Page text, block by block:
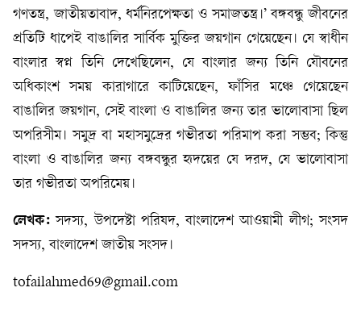
গণতন্ত্র, জাতীয়তাবাদ, ধর্মনিরপেক্ষতা ও সমাজতন্ত্র।’ বঙ্গবন্ধু জীবনের
প্রতিটি ধাপেই বাঙালির সার্বিক মুক্তির জয়গান গেয়েছেন। যে স্বাধীন
বাংলার স্বপ্ন তিনি দেখেছিলেন, যে বাংলার জন্য তিনি যৌবনের
অধিকাংশ সময় কারাগারে কাটিয়েছেন, ফাঁসির মঞ্চে গেয়েছেন
বাঙালির জয়গান, সেই বাংলা ও বাঙালির জন্য তার ভালোবাসা ছিল
অপরিসীম। সমুদ্র বা মহাসমুদ্রের গভীরতা পরিমাপ করা সম্ভব; কিন্তু
বাংলা ও বাঙালির জন্য বঙ্গবন্ধুর হৃদয়ের যে দরদ, যে ভালোবাসা
তার গভীরতা অপরিমেয়।
লেখক: সদস্য, উপদেষ্টা পরিষদ, বাংলাদেশ আওয়ামী লীগ; সংসদ
সদস্য, বাংলাদেশ জাতীয় সংসদ।
tofailahmed69@gmail.com